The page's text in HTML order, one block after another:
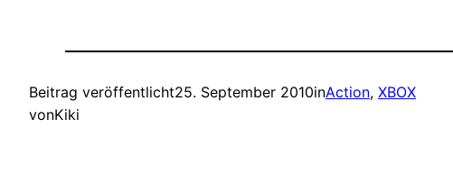
Beitrag veröffentlicht25. September 2010inAction, XBOX
vonKiki